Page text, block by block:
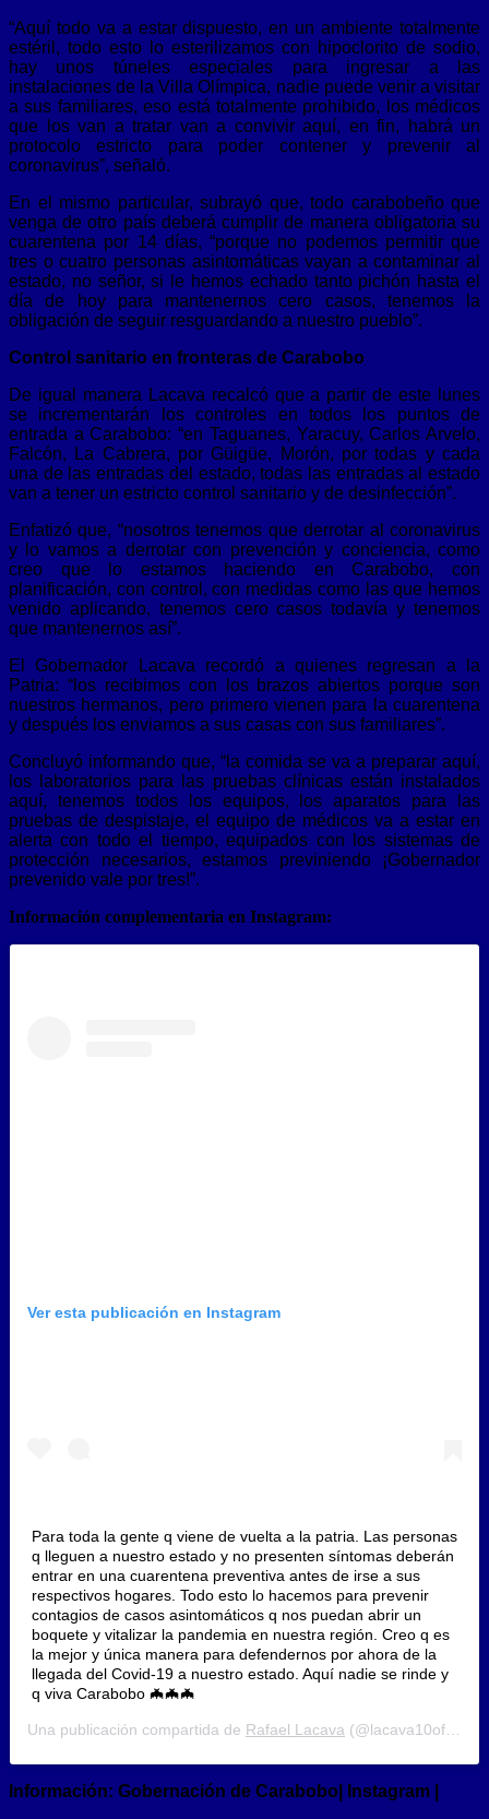
“Aquí todo va a estar dispuesto, en un ambiente totalmente
estéril, todo esto lo esterilizamos con hipoclorito de sodio,
hay unos túneles especiales para ingresar a las
instalaciones de la Villa Olímpica, nadie puede venir a visitar
a sus familiares, eso está totalmente prohibido, los médicos
que los van a tratar van a convivir aquí, en fin, habrá un
protocolo estricto para poder contener y prevenir al
coronavirus”, señaló.
En el mismo particular, subrayó que, todo carabobeño que
venga de otro país deberá cumplir de manera obligatoria su
cuarentena por 14 días, “porque no podemos permitir que
tres o cuatro personas asintomáticas vayan a contaminar al
estado, no señor, si le hemos echado tanto pichón hasta el
día de hoy para mantenernos cero casos, tenemos la
obligación de seguir resguardando a nuestro pueblo”.
Control sanitario en fronteras de Carabobo
De igual manera Lacava recalcó que a partir de este lunes
se incrementarán los controles en todos los puntos de
entrada a Carabobo: “en Taguanes, Yaracuy, Carlos Arvelo,
Falcón, La Cabrera, por Güigüe, Morón, por todas y cada
una de las entradas del estado, todas las entradas al estado
van a tener un estricto control sanitario y de desinfección”.
Enfatizó que, “nosotros tenemos que derrotar al coronavirus
y lo vamos a derrotar con prevención y conciencia, como
creo que lo estamos haciendo en Carabobo, con
planificación, con control, con medidas como las que hemos
venido aplicando, tenemos cero casos todavía y tenemos
que mantenernos así”.
El Gobernador Lacava recordó a quienes regresan a la
Patria: “los recibimos con los brazos abiertos porque son
nuestros hermanos, pero primero vienen para la cuarentena
y después los enviamos a sus casas con sus familiares”.
Concluyó informando que, “la comida se va a preparar aquí,
los laboratorios para las pruebas clínicas están instalados
aquí, tenemos todos los equipos, los aparatos para las
pruebas de despistaje, el equipo de médicos va a estar en
alerta con todo el tiempo, equipados con los sistemas de
protección necesarios, estamos previniendo ¡Gobernador
prevenido vale por tres!”.
Información complementaria en Instagram:
Ver esta publicación en Instagram
Para toda la gente q viene de vuelta a la patria. Las personas
q lleguen a nuestro estado y no presenten síntomas deberán
entrar en una cuarentena preventiva antes de irse a sus
respectivos hogares. Todo esto lo hacemos para prevenir
contagios de casos asintomáticos q nos puedan abrir un
boquete y vitalizar la pandemia en nuestra región. Creo q es
la mejor y única manera para defendernos por ahora de la
llegada del Covid-19 a nuestro estado. Aquí nadie se rinde y
q viva Carabobo 🦇🦇🦇
Una publicación compartida de Rafael Lacava (@lacava10oficial) el
nformación: Gobernación de Carabobo
Instagram |